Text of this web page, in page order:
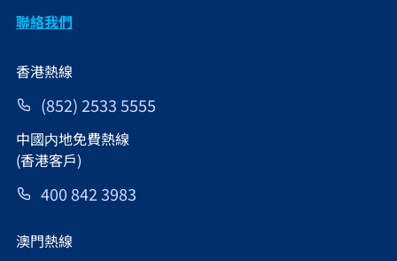
聯絡我們
香港熱線
(852) 2533 5555
中國内地免費熱線
(香港客戶)
400 842 3983
澳門熱線